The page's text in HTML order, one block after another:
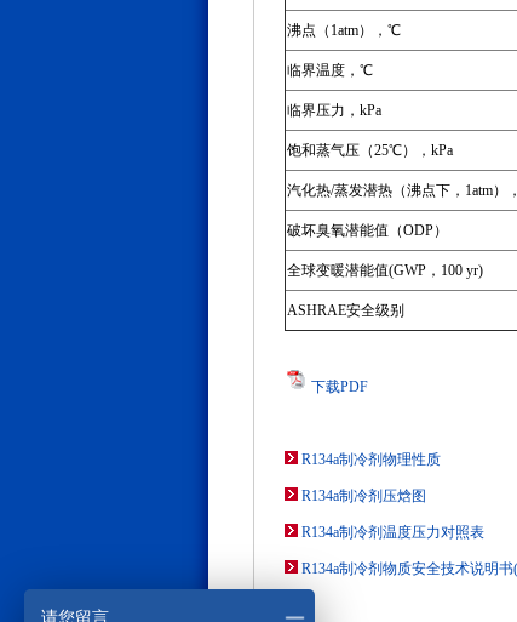
沸点（1atm），℃
临界温度，℃
临界压力，kPa
饱和蒸气压（25℃），kPa
汽化热/蒸发潜热（沸点下，1atm）
破坏臭氧潜能值（ODP）
全球变暖潜能值(GWP，100 yr)
ASHRAE安全级别
下载PDF
R134a制冷剂物理性质
R134a制冷剂压焓图
R134a制冷剂温度压力对照表
R134a制冷剂物质安全技术说明
请您留言